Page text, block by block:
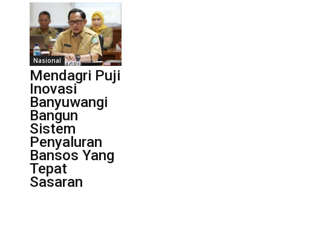
Nasional
Mendagri Puji
Inovasi
Banyuwangi
Bangun
Sistem
Penyaluran
Bansos Yang
Tepat
Sasaran